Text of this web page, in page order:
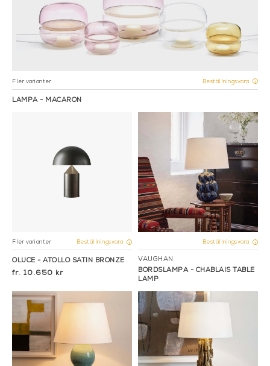
Fler varianter Beställningsvara
OLUCE - ATOLLO SATIN BRONZE
10.650 kr
Beställningsvara
VAUGHAN
BORDSLAMPA - CHABLAIS TABLE
LAMP
Fler varianter Beställningsvara
LAMPA - MACARON